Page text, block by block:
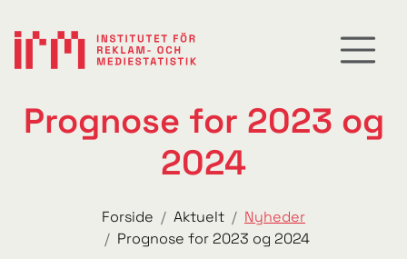
Prognose for 2023 og
2024
Forside Aktuelt
Nyheder
Prognose for 2023 og 2024